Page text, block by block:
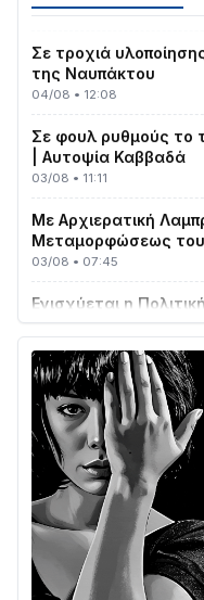
της Ναυπάκτου
04/08 • 12:08
Σε φουλ ρυθμούς το
| Αυτοψία Καββαδά
03/08 • 11:11
Με Αρχιερατική
Μεταμορφώσεως του
03/08 • 07:45
Ενισχύεται η
με δύο νέα
02/08 • 18:26
Διαβάστε την
31/07 • 08:16
Δωρίδα για Όλους:
στην ΕΥΔΑΠ»
28/07 • 21:46
Διαβάστε την
24/07 • 11:31
ΕΚΤΑΚΤΟ –
ΠΥΡΟΣΒΕΣΤΙΚΗ ΓΙΑ